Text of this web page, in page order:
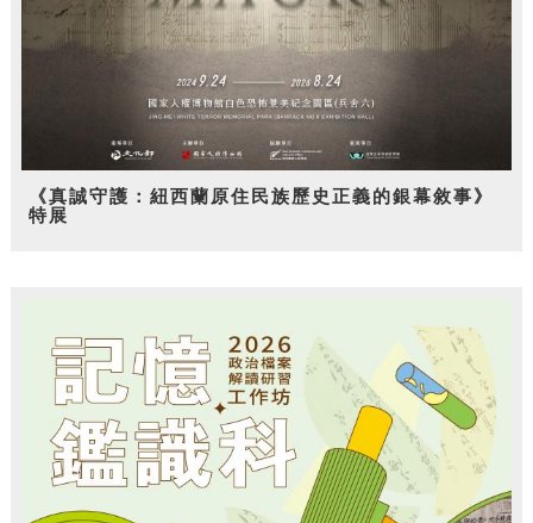
《真誠守護：紐西蘭原住民族歷史正義的銀幕敘事》
特展